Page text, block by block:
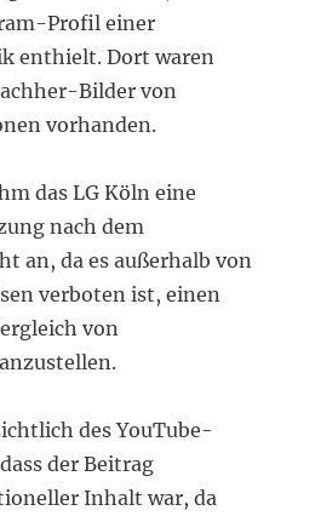
Profil einer
enthielt. Dort waren
Bilder von
vorhanden.
das LG Köln eine
nach dem
an, da es außerhalb von
verboten ist, einen
von
des YouTube-
der Beitrag
Inhalt war, da